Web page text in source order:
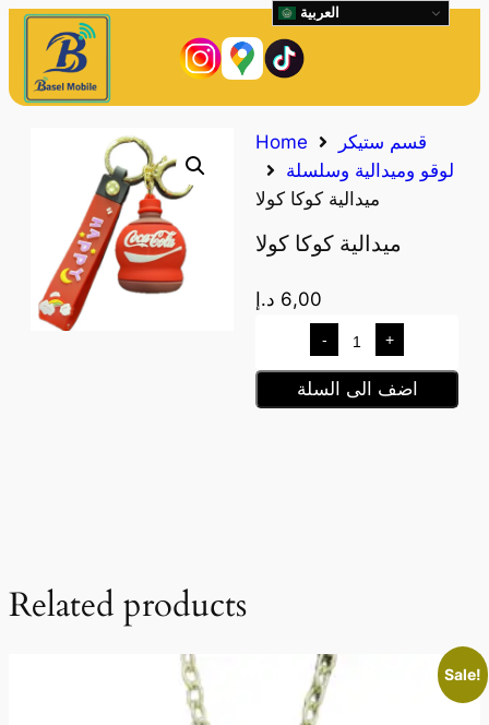
Home
قسم ستيكر
لوقو وميدالية وسلسلة
ميدالية كوكا كولا
ميدالية كوكا كولا
6,00 د.إ
- +
اضف الى السلة
Related products
Sale!
العربية